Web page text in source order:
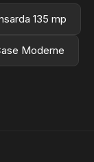
135 mp
Moderne